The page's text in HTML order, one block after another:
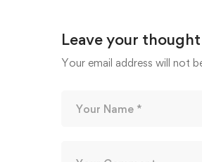
Leave your
Your email address will not